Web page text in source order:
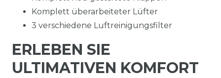
Komplett überarbeiteter Lüfter
3 verschiedene Luftreinigungsfilter
ERLEBEN SIE
ULTIMATIVEN KOMFORT